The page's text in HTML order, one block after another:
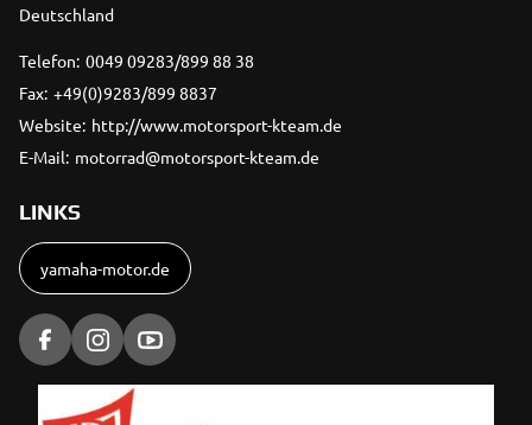
Deutschland
Telefon: 0049 09283/899 88 38
Fax: +49(0)9283/899 8837
Website: http://www.motorsport-kteam.de
E-Mail: motorrad@motorsport-kteam.de
LINKS
yamaha-motor.de